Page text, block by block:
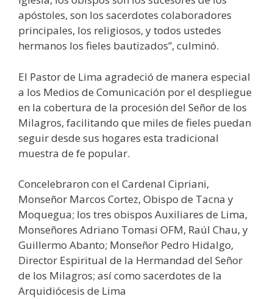
apóstoles, son los sacerdotes colaboradores
principales, los religiosos, y todos ustedes
hermanos los fieles bautizados”, culminó.
El Pastor de Lima agradeció de manera especial
a los Medios de Comunicación por el despliegue
en la cobertura de la procesión del Señor de los
Milagros, facilitando que miles de fieles puedan
seguir desde sus hogares esta tradicional
muestra de fe popular.
Concelebraron con el Cardenal Cipriani,
Monseñor Marcos Cortez, Obispo de Tacna y
Moquegua; los tres obispos Auxiliares de Lima,
Monseñores Adriano Tomasi OFM, Raúl Chau, y
Guillermo Abanto; Monseñor Pedro Hidalgo,
Director Espiritual de la Hermandad del Señor
de los Milagros; así como sacerdotes de la
Arquidiócesis de Lima